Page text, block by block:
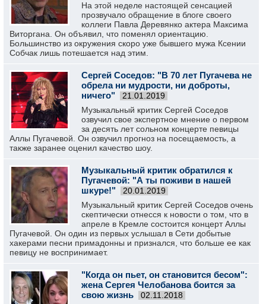
На этой неделе настоящей сенсацией
прозвучало обращение в блоге своего
коллеги Павла Деревянко актера Максима
Виторгана. Он объявил, что поменял ориентацию.
Большинство из окружения скоро уже бывшего мужа Ксении
Собчак лишь потешается над этим.
Сергей Соседов: "В 70 лет Пугачева не
обрела ни мудрости, ни доброты,
ничего"
21.01.2019
Музыкальный критик Сергей Соседов
озвучил свое экспертное мнение о первом
за десять лет сольном концерте певицы
Аллы Пугачевой. Он озвучил прогноз на посещаемость, а
также заранее оценил качество шоу.
Музыкальный критик обратился к
Пугачевой: "А ты поживи в нашей
шкуре!"
20.01.2019
Музыкальный критик Сергей Соседов очень
скептически отнесся к новости о том, что в
апреле в Кремле состоится концерт Аллы
Пугачевой. Он один из первых услышал в Сети добытые
хакерами песни примадонны и признался, что больше ее как
певицу не воспринимает.
"Когда он пьет, он становится бесом":
жена Сергея Челобанова боится за
свою жизнь
02.11.2018